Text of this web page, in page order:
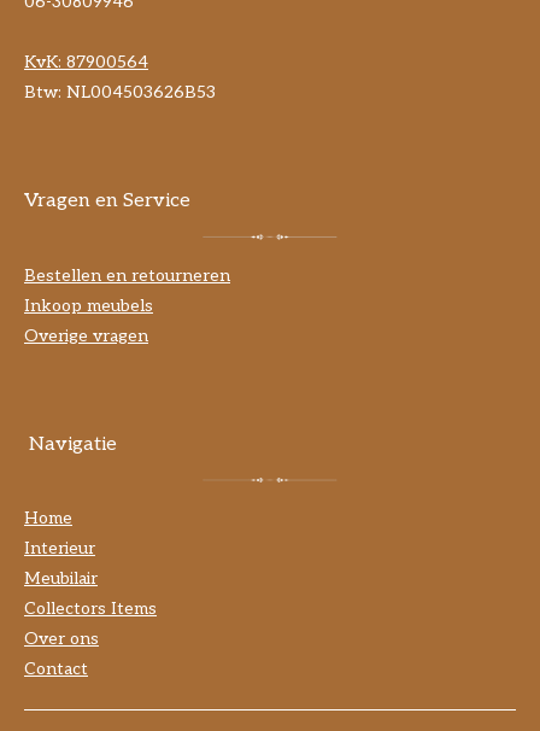
KvK: 87900564
Btw: NL004503626B53
Vragen en Service
Bestellen en retourneren
Inkoop meubels
Overige vragen
Navigatie
Home
Interieur
Meubilair
Collectors Items
Over ons
Contact